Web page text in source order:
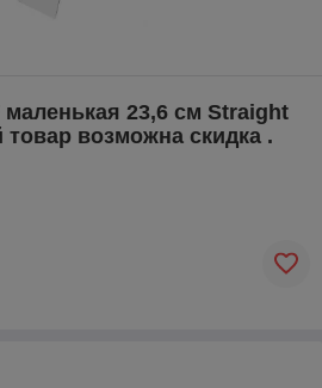
маленькая 23,6 см Straight
возможна скидка .